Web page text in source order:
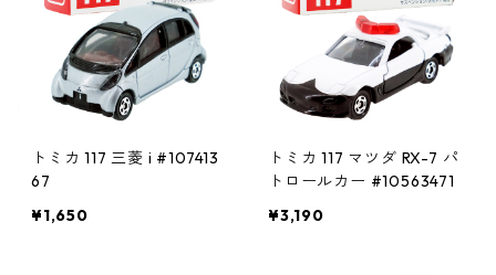
トミカ 117 三菱 i #107413
67
¥1,650
トミカ 117 マツダ RX-7 パ
トロールカー #10563471
¥3,190